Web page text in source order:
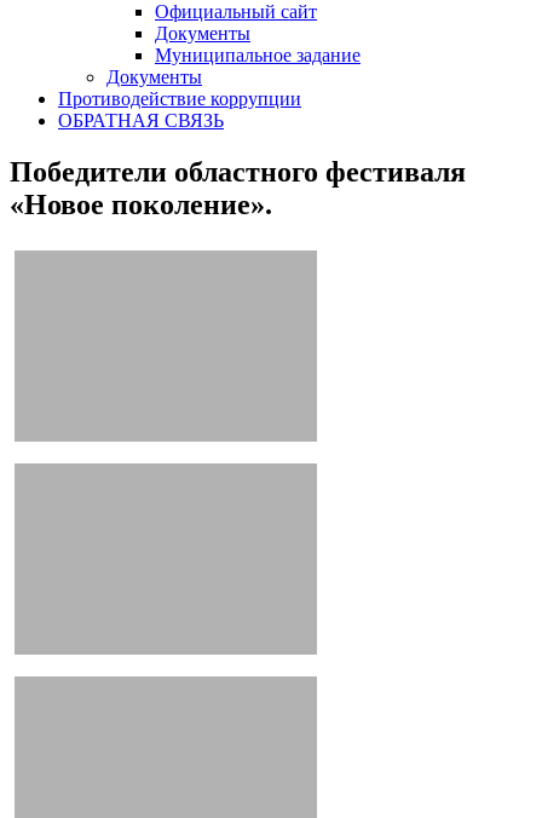
Официальный сайт
Документы
Муниципальное задание
Документы
Противодействие коррупции
ОБРАТНАЯ СВЯЗЬ
Победители областного фестиваля
«Новое поколение».